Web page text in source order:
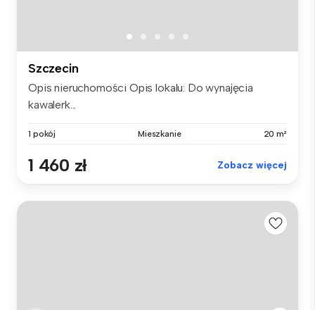
Szczecin
Opis nieruchomości Opis lokalu: Do wynajęcia
kawalerk...
1 pokój Mieszkanie 20 m²
1 460 zł Zobacz więcej